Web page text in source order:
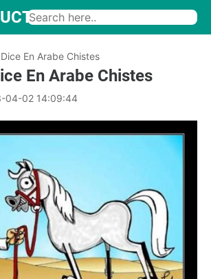
En Arabe Chistes
En Arabe Chistes
04-02 14:09:44